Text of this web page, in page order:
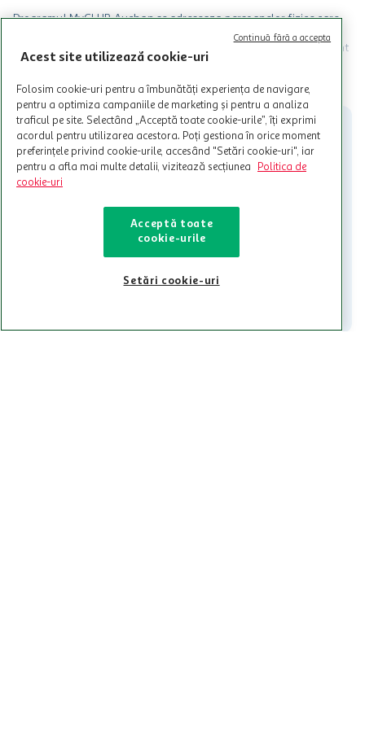
Programul MyCLUB Auchan se adreseaza persoanelor fizice care
au varsta de peste 18 ani impliniti la data inscrierii și care accepta
Termenele și Condițiile Programului. Ofertele MyCLUB Auchan sunt
valabile in limita stocurilor disponibile. Beneficiile se acorda in
Cardul poate fi utilizat doar in legatura cu magazinele Auchan
participante și pentru acțiuni promotionale indicate de Auchan si
nu poate fi utilizat in legatura cu alti comercianți sau pentru alte
activitati in afara celor mentionate in Termene si Conditii. Auchan
nu raspunde pentru imposibilitatea utilizarii Cardului in perioada in
care aceste este suspendat sau in perioada in care sunt efectuate
intretineri sau reparatii tehnice la sistemul de utilizarea al Cardului.
Contacteaza-ne!
Iti stam mereu la dispozitie.
Acest site utilizează cookie-uri
Folosim cookie-uri pentru a îmbunătăți experiența de navigare,
pentru a optimiza campaniile de marketing și pentru a analiza
traficul pe site. Selectând „Acceptă toate cookie-urile”, îți exprimi
acordul pentru utilizarea acestora. Poți gestiona în orice moment
preferințele privind cookie-urile, accesând "Setări cookie-uri", iar
pentru a afla mai multe detalii, vizitează secțiunea
Politica de
cookie-uri
Acceptă toate
cookie-urile
Setări cookie-uri
Continuă fără a accepta